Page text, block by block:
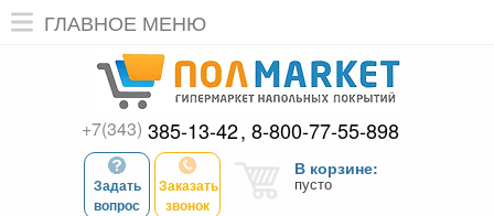
ГЛАВНОЕ МЕНЮ
+7(343) 385-13-42 8-800-77-55-898
Задать
вопрос
Заказать
звонок
В корзине:
пусто